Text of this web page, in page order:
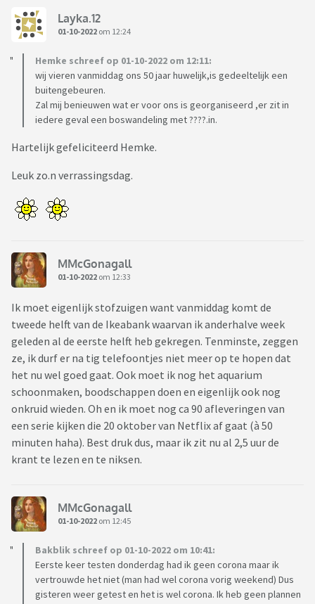
Layka.12
01-10-2022 om 12:24
Hemke schreef op 01-10-2022 om 12:11:
wij vieren vanmiddag ons 50 jaar huwelijk,is gedeeltelijk een
buitengebeuren.
Zal mij benieuwen wat er voor ons is georganiseerd ,er zit in
iedere geval een boswandeling met ????.in.
Hartelijk gefeliciteerd Hemke.
Leuk zo.n verrassingsdag.
MMcGonagall
01-10-2022 om 12:33
Ik moet eigenlijk stofzuigen want vanmiddag komt de
tweede helft van de Ikeabank waarvan ik anderhalve week
geleden al de eerste helft heb gekregen. Tenminste, zeggen
ze, ik durf er na tig telefoontjes niet meer op te hopen dat
het nu wel goed gaat. Ook moet ik nog het aquarium
schoonmaken, boodschappen doen en eigenlijk ook nog
onkruid wieden. Oh en ik moet nog ca 90 afleveringen van
een serie kijken die 20 oktober van Netflix af gaat (à 50
minuten haha). Best druk dus, maar ik zit nu al 2,5 uur de
krant te lezen en te niksen.
MMcGonagall
01-10-2022 om 12:45
Bakblik schreef op 01-10-2022 om 10:41:
Eerste keer testen donderdag had ik geen corona maar ik
vertrouwde het niet (man had wel corona vorig weekend) Dus
gisteren weer getest en het is wel corona. Ik heb geen plannen